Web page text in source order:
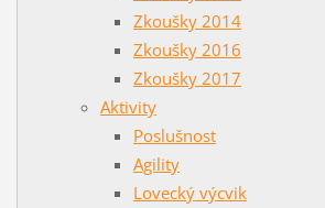
Zkoušky 2014
Zkoušky 2016
Zkoušky 2017
Aktivity
Poslušnost
Agility
Lovecký výcvik